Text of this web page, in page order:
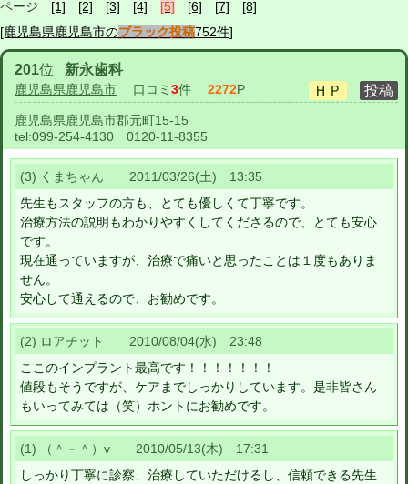
ページ [1] [2] [3] [4] [5] [6] [7]
[8]
[鹿児島県鹿児島市のブラック投稿752件]
201位 新永歯科
鹿児島県鹿児島市 口コミ 3件 2272P
鹿児島県鹿児島市郡元町15-15
tel:099-254-4130 0120-11-8355
(3) くまちゃん 2011/03/26(土) 13:35
先生もスタッフの方も、とても優しくて丁寧です。
治療方法の説明もわかりやすくしてくださるので、とても安心
です。
現在通っていますが、治療で痛いと思ったことは１度もありま
せん。
安心して通えるので、お勧めです。
(2) ロアチット 2010/08/04(水) 23:48
ここのインプラント最高です！！！！！！！
値段もそうですが、ケアまでしっかりしています。是非皆さん
もいってみては（笑）ホントにお勧めです。
(1) （＾－＾）v 2010/05/13(木) 17:31
しっかり丁寧に診察、治療していただけるし、信頼できる先生